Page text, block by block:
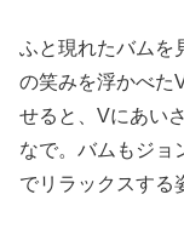
ふと現れたバムを
の笑みを浮かべた
せると、Vにあい
なで。バムもジョ
でリラックスする